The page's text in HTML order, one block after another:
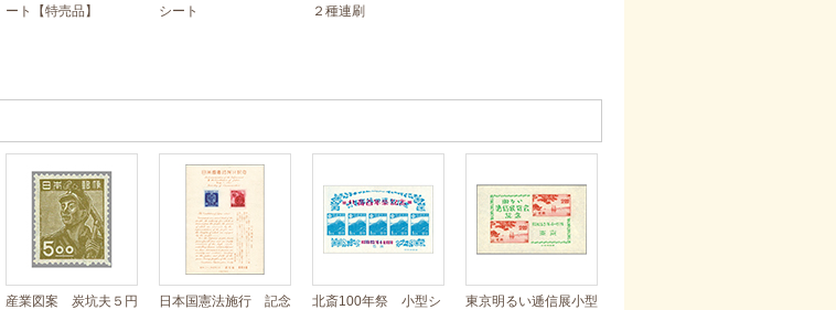
ート【特売品】
シート
２種連刷
産業図案 炭坑夫５円
日本国憲法施行 記念
北斎100年祭 小型シ
東京明るい逓信展小型